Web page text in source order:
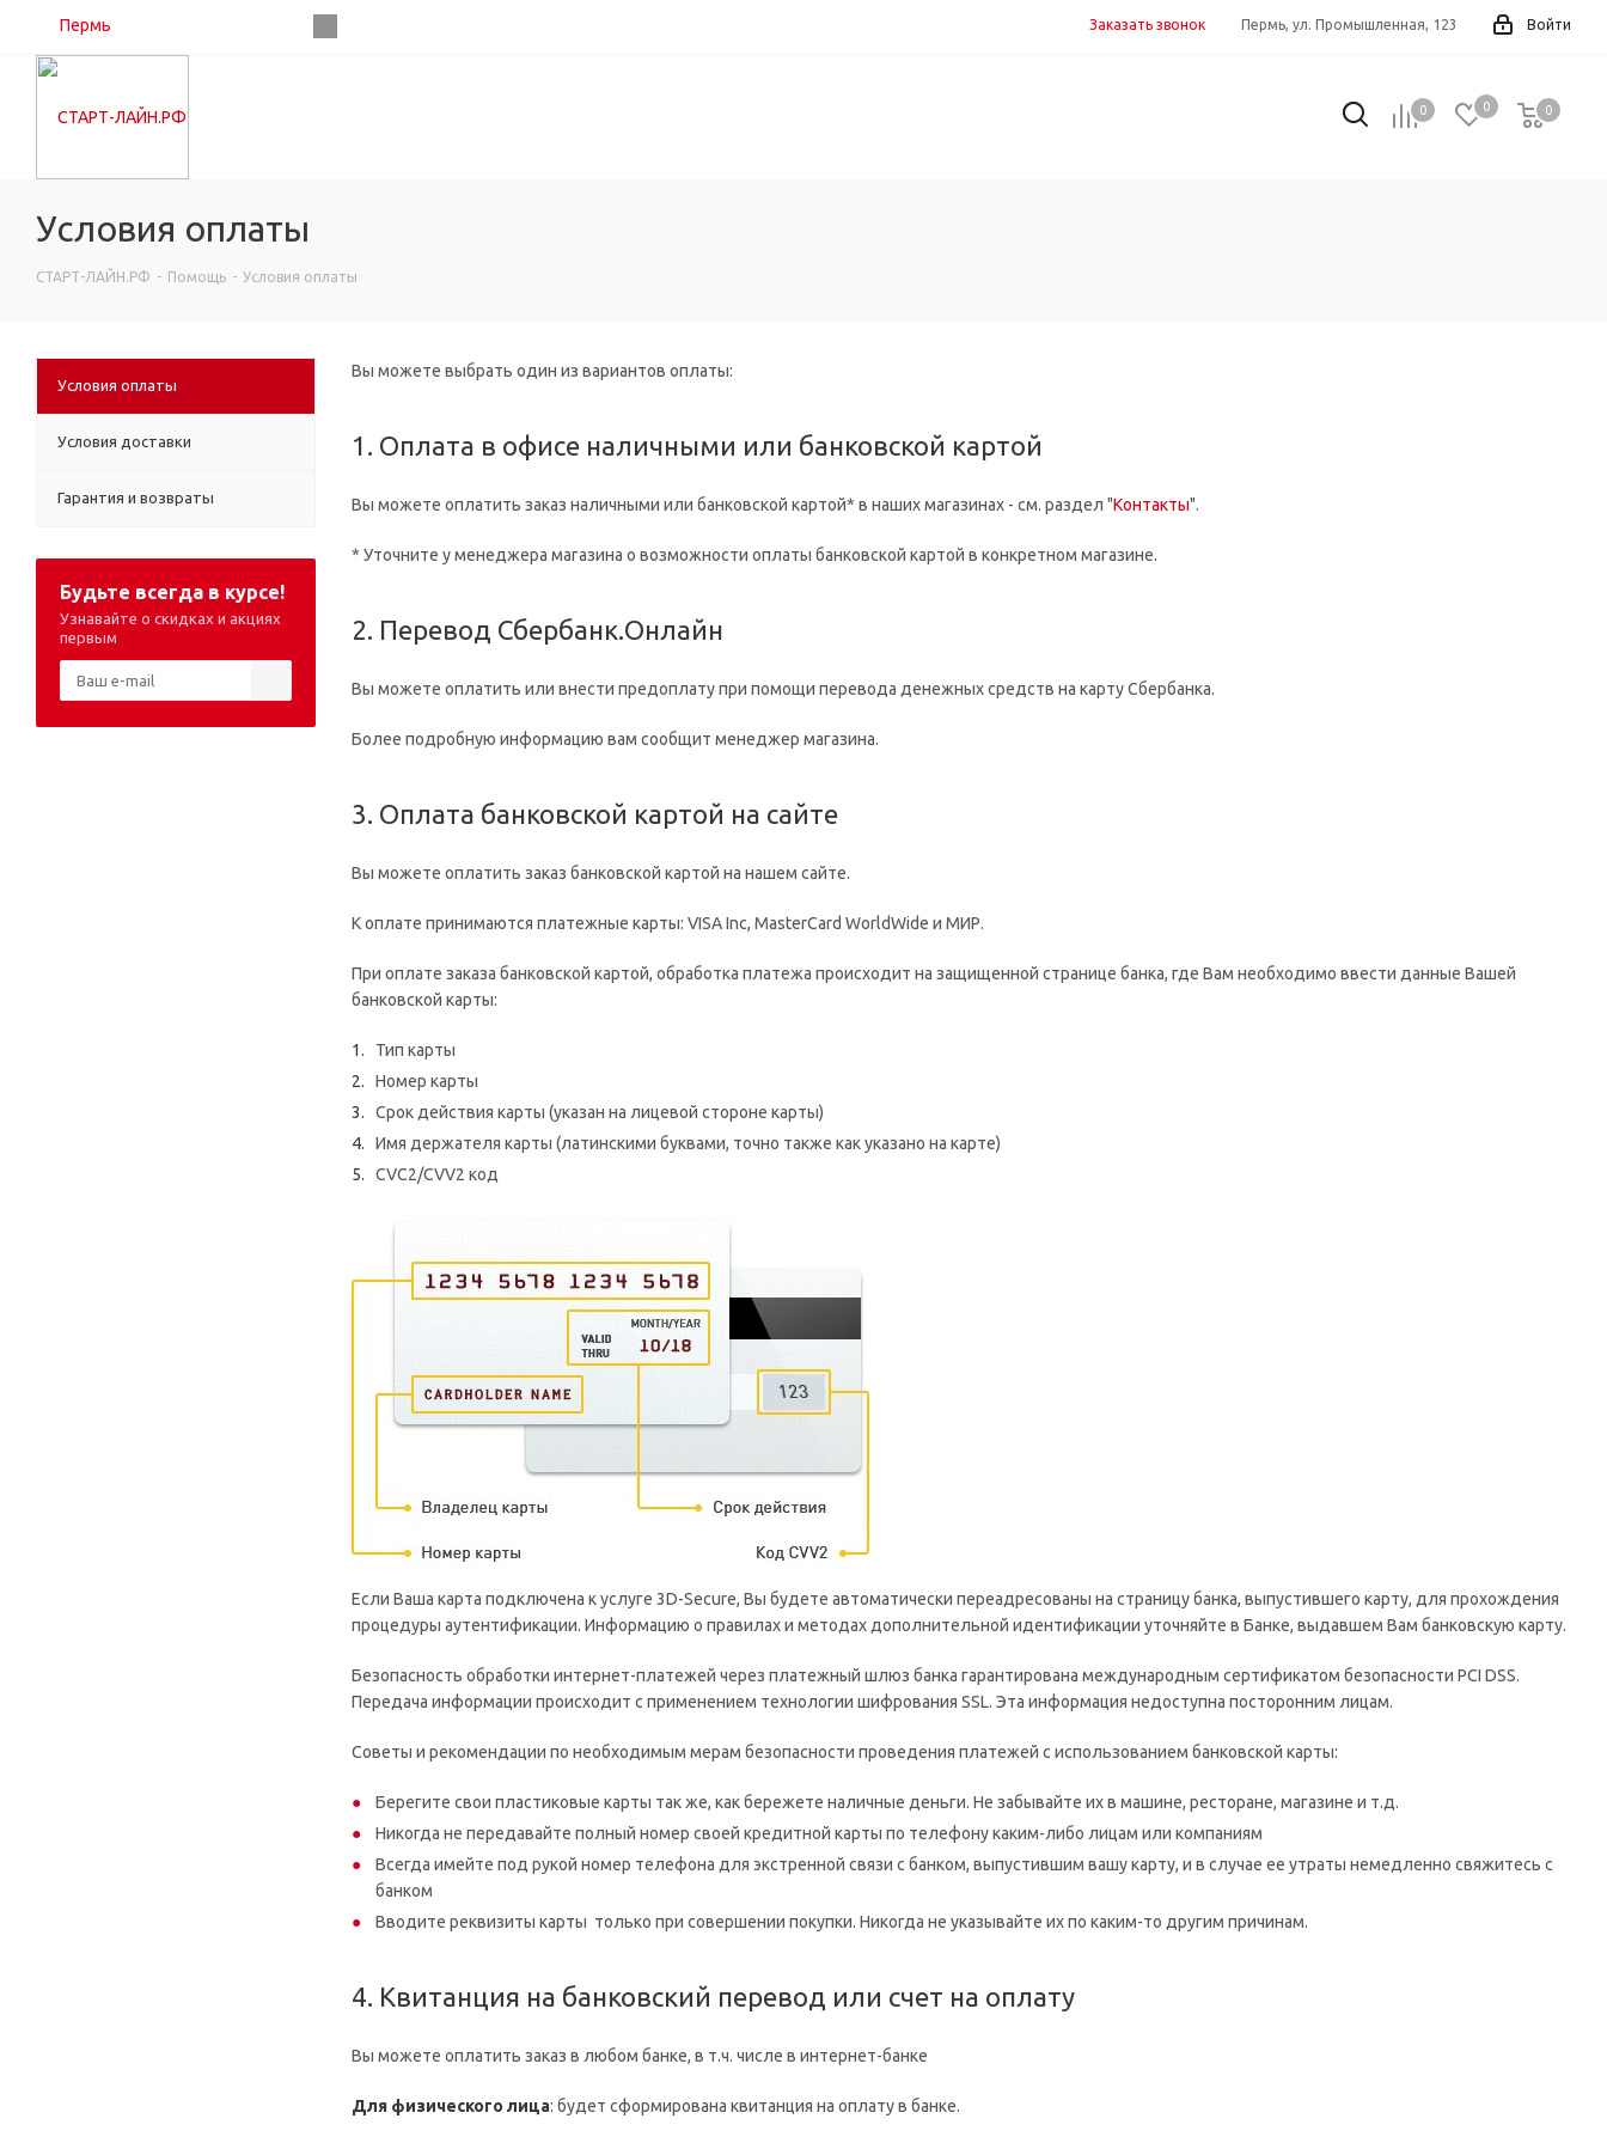
Пермь Войти
Пермь, ул. Промышленная, 123
Заказать звонок
0 0 0
0
Условия оплаты
СТАРТ-ЛАЙН.РФ - Помощь - Условия оплаты
Вы можете выбрать один из вариантов оплаты:
1. Оплата в офисе наличными или банковской картой
Вы можете оплатить заказ наличными или банковской картой* в наших магазинах - см. раздел "Контакты".
* Уточните у менеджера магазина о возможности оплаты банковской картой в конкретном магазине.
2. Перевод Сбербанк.Онлайн
Вы можете оплатить или внести предоплату при помощи перевода денежных средств на карту Сбербанка.
Более подробную информацию вам сообщит менеджер магазина.
3. Оплата банковской картой на сайте
Вы можете оплатить заказ банковской картой на нашем сайте.
К оплате принимаются платежные карты: VISA Inc, MasterCard WorldWide и МИР.
При оплате заказа банковской картой, обработка платежа происходит на защищенной странице банка, где Вам необходимо ввести данные Вашей
банковской карты:
Тип карты
Номер карты
Срок действия карты (указан на лицевой стороне карты)
Имя держателя карты (латинскими буквами, точно также как указано на карте)
CVC2/CVV2 код
Если Ваша карта подключена к услуге 3D-Secure, Вы будете автоматически переадресованы на страницу банка, выпустившего карту, для прохождения
процедуры аутентификации. Информацию о правилах и методах дополнительной идентификации уточняйте в Банке, выдавшем Вам банковскую карту.
Безопасность обработки интернет-платежей через платежный шлюз банка гарантирована международным сертификатом безопасности PCI DSS.
Передача информации происходит с применением технологии шифрования SSL. Эта информация недоступна посторонним лицам.
Советы и рекомендации по необходимым мерам безопасности проведения платежей с использованием банковской карты:
Берегите свои пластиковые карты так же, как бережете наличные деньги. Не забывайте их в машине, ресторане, магазине и т.д.
Никогда не передавайте полный номер своей кредитной карты по телефону каким-либо лицам или компаниям
Всегда имейте под рукой номер телефона для экстренной связи с банком, выпустившим вашу карту, и в случае ее утраты немедленно свяжитесь с
банком
Вводите реквизиты карты только при совершении покупки. Никогда не указывайте их по каким-то другим причинам.
4. Квитанция на банковский перевод или счет на оплату
Вы можете оплатить заказ в любом банке, в т.ч. числе в интернет-банке
Для физического лица: будет сформирована квитанция на оплату в банке.
Условия оплаты
Условия доставки
Гарантия и возвраты
Будьте всегда в курсе!
Узнавайте о скидках и акциях
первым